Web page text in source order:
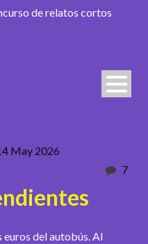
de relatos cortos
May 2026
7
del autobús. Al